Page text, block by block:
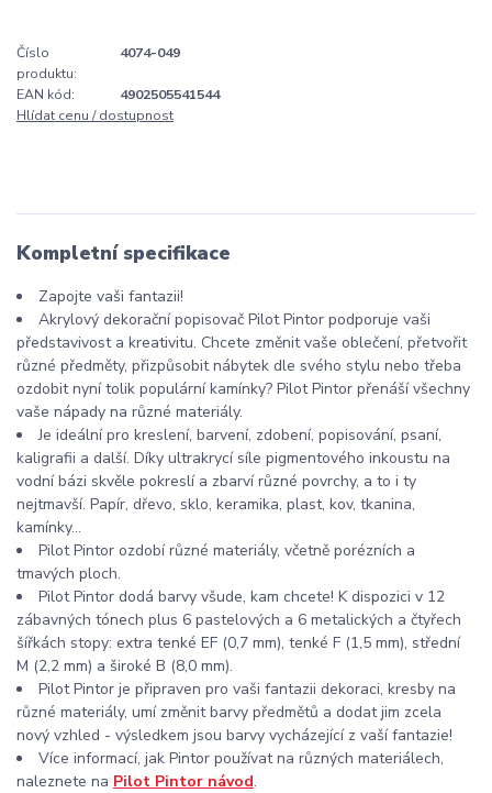
Číslo
produktu:
4074-049
EAN kód:
4902505541544
Hlídat cenu / dostupnost
Kompletní specifikace
Zapojte vaši fantazii!
Akrylový dekorační popisovač Pilot Pintor podporuje vaši
představivost a kreativitu. Chcete změnit vaše oblečení, přetvořit
různé předměty, přizpůsobit nábytek dle svého stylu nebo třeba
ozdobit nyní tolik populární kamínky? Pilot Pintor přenáší všechny
vaše nápady na různé materiály.
Je ideální pro kreslení, barvení, zdobení, popisování, psaní,
kaligrafii a další. Díky ultrakrycí síle pigmentového inkoustu na
vodní bázi skvěle pokreslí a zbarví různé povrchy, a to i ty
nejtmavší. Papír, dřevo, sklo, keramika, plast, kov, tkanina,
kamínky...
Pilot Pintor ozdobí různé materiály, včetně porézních a
tmavých ploch.
Pilot Pintor dodá barvy všude, kam chcete! K dispozici v 12
zábavných tónech plus 6 pastelových a 6 metalických a čtyřech
šířkách stopy: extra tenké EF (0,7 mm), tenké F (1,5 mm), střední
M (2,2 mm) a široké B (8,0 mm).
Pilot Pintor je připraven pro vaši fantazii dekoraci, kresby na
různé materiály, umí změnit barvy předmětů a dodat jim zcela
nový vzhled - výsledkem jsou barvy vycházející z vaší fantazie!
Více informací, jak Pintor používat na různých materiálech,
naleznete na Pilot Pintor návod.